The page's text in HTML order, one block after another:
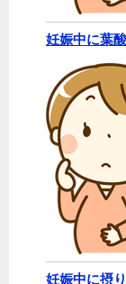
妊娠中に葉
妊娠中に摂